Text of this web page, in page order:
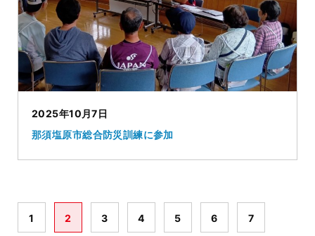
2025年10月7日
那須塩原市総合防災訓練に参加
1 2 3 4 5 6 7